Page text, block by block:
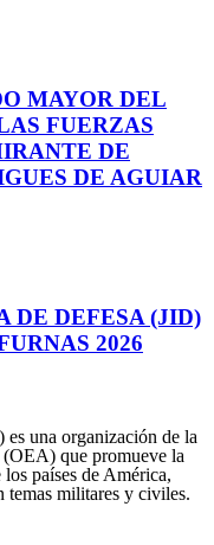
MAYOR DEL
FUERZAS
DE
DE AGUIAR
DE DEFESA (JID)
2026
una organización de la
que promueve la
países de América,
militares y civiles.